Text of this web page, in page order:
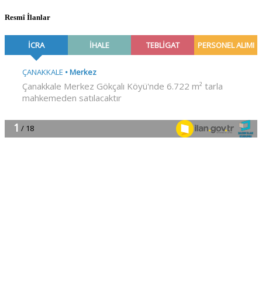
Resmî İlanlar